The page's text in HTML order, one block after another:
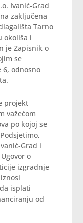
Ivanić-Grad
zaključena
Tarno
okoliša i
je Zapisnik o
se
odnosno
projekt
važećom
po kojoj se
Grad i
o
izgradnje
isplati
od